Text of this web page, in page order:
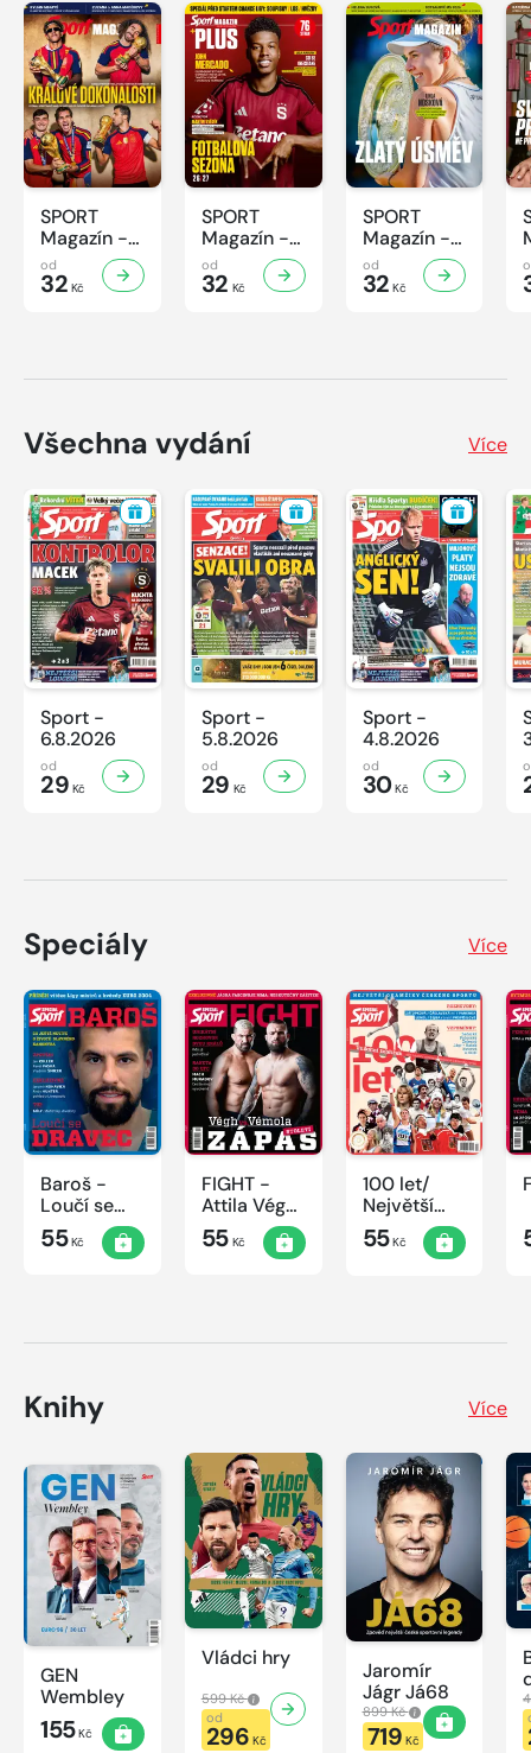
SPORT
Magazín -
31/2026
od
32 Kč
SPORT
Magazín -
30/2026
od
32 Kč
SPORT
Magazín -
29/2026
od
32 Kč
Všechna vydání Více
Sport -
6.8.2026
od
29 Kč
Sport -
5.8.2026
od
29 Kč
Sport -
4.8.2026
od
30Kč
Speciály Více
Baroš -
Loučí se
dravec
55Kč
FIGHT -
Attila Végh
vs. Karlos
Vémola
55Kč
100 let/
Největší
okamžiky
českého
55Kč
Knihy Více
GEN
Wembley
155Kč
Vládci hry
599 Kč
od
296 Kč
Jaromír
Jágr Já68
899 Kč
719 Kč